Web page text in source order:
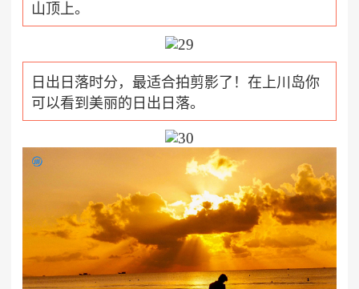
山顶上。
日出日落时分，最适合拍剪影了！在上川岛你
可以看到美丽的 日出 日落。